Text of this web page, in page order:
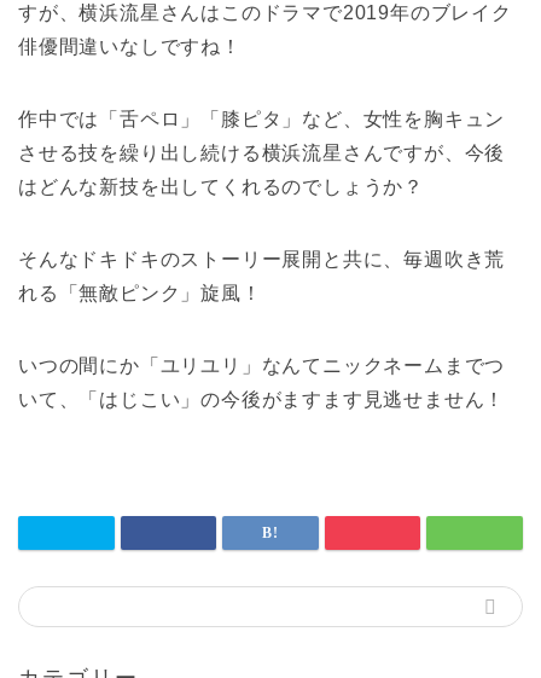
すが、横浜流星さんはこのドラマで2019年のブレイク
俳優間違いなしですね！
作中では「舌ペロ」「膝ピタ」など、女性を胸キュン
させる技を繰り出し続ける横浜流星さんですが、今後
はどんな新技を出してくれるのでしょうか？
そんなドキドキのストーリー展開と共に、毎週吹き荒
れる「無敵ピンク」旋風！
いつの間にか「ユリユリ」なんてニックネームまでつ
いて、「はじこい」の今後がますます見逃せません！